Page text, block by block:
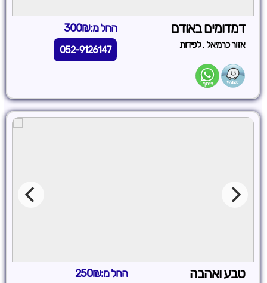
דמדומים באודם החל מ:300₪
אזור כרמיאל ,לפידות 052-9126147
טבע ואהבה החל מ:250₪